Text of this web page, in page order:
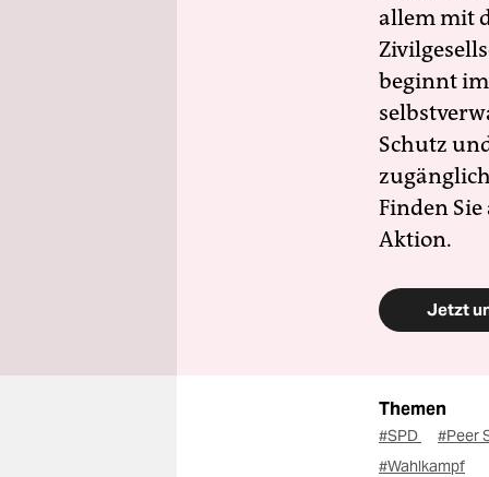
allem mit
beginnt
Schutz
Finden
Aktion.
Jetzt
Themen
#SPD #Peer
#Wahlkampf